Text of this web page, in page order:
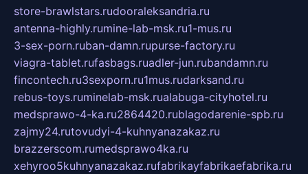
store-brawlstars.rudooraleksandria.ru
antenna-highly.rumine-lab-msk.ru1-mus.ru
3-sex-porn.ruban-damn.rupurse-factory.ru
viagra-tablet.rufasbags.ruadler-jun.rubandamn.ru
fincontech.ru3sexporn.ru1mus.rudarksand.ru
rebus-toys.ruminelab-msk.rualabuga-cityhotel.ru
medsprawo-4-ka.ru2864420.rublagodarenie-spb.ru
zajmy24.rutovudyi-4-kuhnyanazakaz.ru
brazzerscom.rumedsprawo4ka.ru
xehyroo5kuhnyanazakaz.rufabrikayfabrikaefabrika.ru